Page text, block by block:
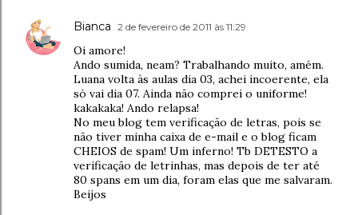
Bianca 2 de fevereiro de 2011 às 11:29
Oi amore!
Ando sumida, neam? Trabalhando muito, amém.
Luana volta às aulas dia 03, achei incoerente, ela
só vai dia 07. Ainda não comprei o uniforme!
kakakaka! Ando relapsa!
No meu blog tem verificação de letras, pois se
não tiver minha caixa de e-mail e o blog ficam
CHEIOS de spam! Um inferno! Tb DETESTO a
verificação de letrinhas, mas depois de ter até
80 spans em um dia, foram elas que me salvaram.
Beijos